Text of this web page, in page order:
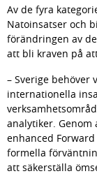
Av de fyra
Natoinsatser och
förändringen av
att bli kraven på
– Sverige behöver
internationella
analytiker. Genom
enhanced Forward
formella
att säkerställa